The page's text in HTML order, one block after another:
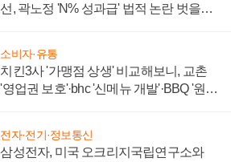
선, 곽노정 'N% 성과급' 법적 논란 벗을지
소비자·유통
치킨3사 '가맹점 상생' 비교해보니, 교촌
'영업권 보호'·bhc '신메뉴 개발'·BBQ '원가
전자·전기·정보통신
삼성전자, 미국 오크리지국립연구소와